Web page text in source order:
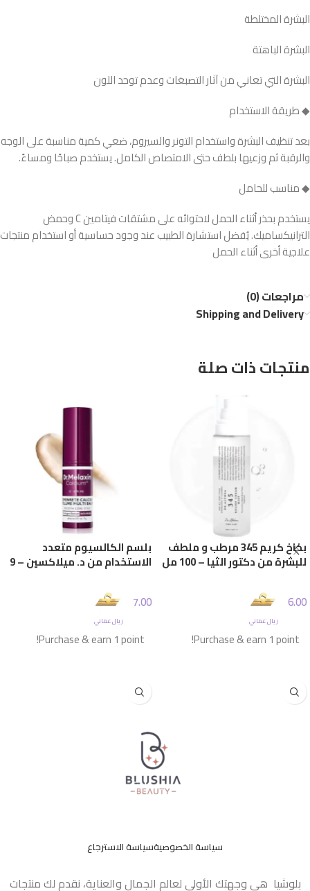
البشرة المختلطة
البشرة الباهتة
البشرة التي تعاني من آثار التصبغات وعدم توحد اللون
◆ طريقة الاستخدام
بعد تنظيف البشرة واستخدام التونر والسيروم، ضعي كمية مناسبة على الوجه
والرقبة ثم وزعيها بلطف حتى الامتصاص الكامل. يستخدم صباحًا ومساءً.
◆ مناسب للحامل
يستخدم بحذر أثناء الحمل لاحتوائه على مشتقات فيتامين C وحمض
الترانيكساميك. يُفضل استشارة الطبيب عند وجود حساسية أو استخدام منتجات
علاجية أخرى أثناء الحمل
مراجعات (0)
Shipping and Delivery
منتجات ذات صلة
بخاخ كريم 345 مرطب و ملطف
للبشرة من دكتور الثيا – 100 مل
6.00
ريال عماني
Purchase & earn 1 point!
بلسم الكالسيوم متعدد
الاستخدام من د. ميلاكسين – 9
7.00
ريال عماني
Purchase & earn 1 point!
سياسة الخصوصيةسياسة الاسترجاع
بلوشيا هي وجهتك الأولى لعالم الجمال والعناية، نقدم لك منتجات